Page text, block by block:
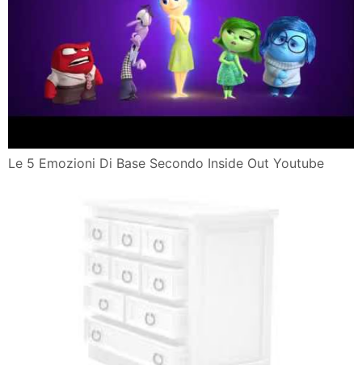
Le 5 Emozioni Di Base Secondo Inside Out Youtube